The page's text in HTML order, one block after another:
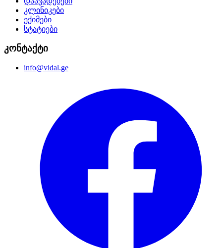
კლინიკები
ექიმები
სტატიები
კონტაქტი
info@vidal.ge